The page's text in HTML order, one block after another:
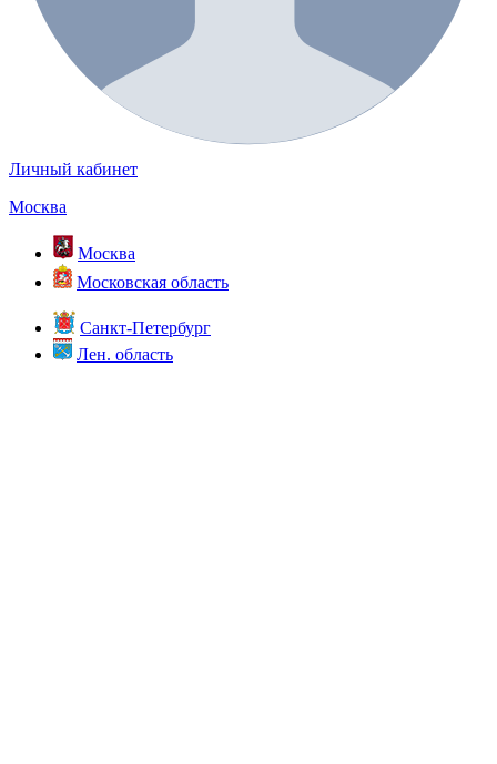
Личный кабинет
Москва
Москва
Московская область
Санкт-Петербург
Лен. область